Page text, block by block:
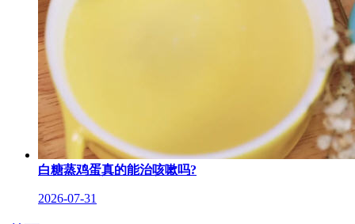
白糖蒸鸡蛋真的能治咳嗽吗?
2026-07-31